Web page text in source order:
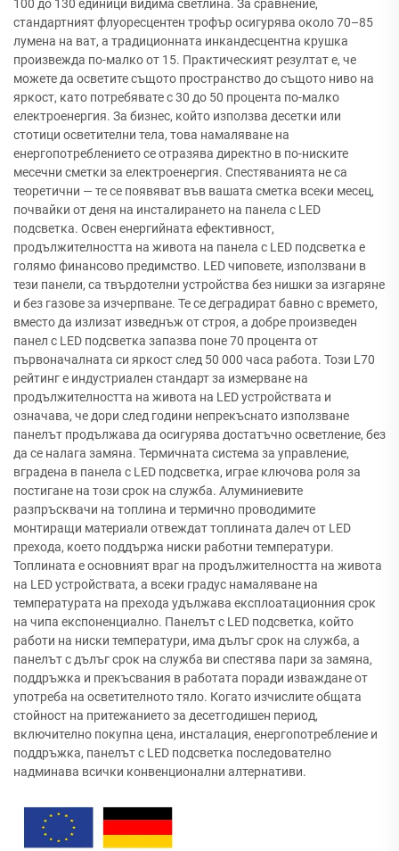
100 до 130 единици видима светлина. За сравнение,
стандартният флуоресцентен трофър осигурява около 70–85
лумена на ват, а традиционната инкандесцентна крушка
произвежда по-малко от 15. Практическият резултат е, че
можете да осветите същото пространство до същото ниво на
яркост, като потребявате с 30 до 50 процента по-малко
електроенергия. За бизнес, който използва десетки или
стотици осветителни тела, това намаляване на
енергопотреблението се отразява директно в по-ниските
месечни сметки за електроенергия. Спестяванията не са
теоретични — те се появяват във вашата сметка всеки месец,
почвайки от деня на инсталирането на панела с LED
подсветка. Освен енергийната ефективност,
продължителността на живота на панела с LED подсветка е
голямо финансово предимство. LED чиповете, използвани в
тези панели, са твърдотелни устройства без нишки за изгаряне
и без газове за изчерпване. Те се деградират бавно с времето,
вместо да излизат изведнъж от строя, а добре произведен
панел с LED подсветка запазва поне 70 процента от
първоначалната си яркост след 50 000 часа работа. Този L70
рейтинг е индустриален стандарт за измерване на
продължителността на живота на LED устройствата и
означава, че дори след години непрекъснато използване
панелът продължава да осигурява достатъчно осветление, без
да се налага замяна. Термичната система за управление,
вградена в панела с LED подсветка, играе ключова роля за
постигане на този срок на служба. Алуминиевите
разпръсквачи на топлина и термично проводимите
монтиращи материали отвеждат топлината далеч от LED
прехода, което поддържа ниски работни температури.
Топлината е основният враг на продължителността на живота
на LED устройствата, а всеки градус намаляване на
температурата на прехода удължава експлоатационния срок
на чипа експоненциално. Панелът с LED подсветка, който
работи на ниски температури, има дълъг срок на служба, а
панелът с дълъг срок на служба ви спестява пари за замяна,
поддръжка и прекъсвания в работата поради изваждане от
употреба на осветителното тяло. Когато изчислите общата
стойност на притежанието за десетгодишен период,
включително покупна цена, инсталация, енергопотребление и
поддръжка, панелът с LED подсветка последователно
надминава всички конвенционални алтернативи.